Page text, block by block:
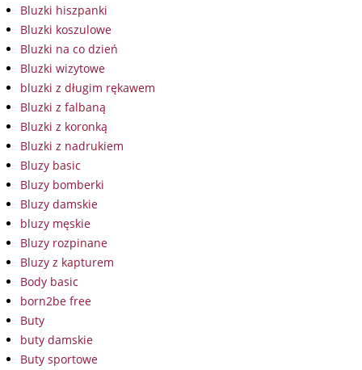
Bluzki hiszpanki
Bluzki koszulowe
Bluzki na co dzień
Bluzki wizytowe
bluzki z długim rękawem
Bluzki z falbaną
Bluzki z koronką
Bluzki z nadrukiem
Bluzy basic
Bluzy bomberki
Bluzy damskie
bluzy męskie
Bluzy rozpinane
Bluzy z kapturem
Body basic
born2be free
Buty
buty damskie
Buty sportowe